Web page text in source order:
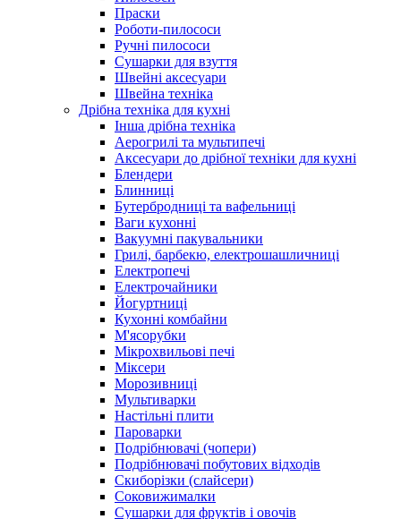
Праски
Роботи-пилососи
Ручні пилососи
Сушарки для взуття
Швейні аксесуари
Швейна техніка
Дрібна техніка для кухні
Інша дрібна техніка
Аерогрилі та мультипечі
Аксесуари до дрібної техніки для кухні
Блендери
Блинниці
Бутербродниці та вафельниці
Ваги кухонні
Вакуумні пакувальники
Грилі, барбекю, електрошашличниці
Електропечі
Електрочайники
Йогуртниці
Кухонні комбайни
М'ясорубки
Мікрохвильові печі
Міксери
Морозивниці
Мультиварки
Настільні плити
Пароварки
Подрібнювачі (чопери)
Подрібнювачі побутових відходів
Скиборізки (слайсери)
Соковижималки
Сушарки для фруктів і овочів